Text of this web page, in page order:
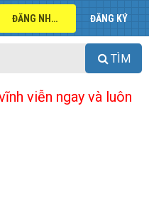
ĐĂNG NHẬP ĐĂNG KÝ
TÌM
viễn ngay và luôn